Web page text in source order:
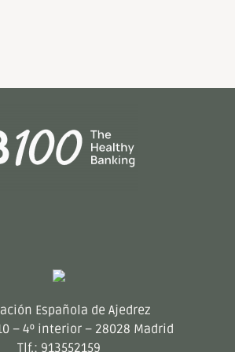
Española de Ajedrez
– 4º interior – 28028 Madrid
Tlf.: 913552159